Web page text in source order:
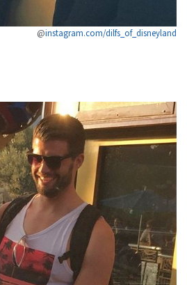
@instagram.com/dilfs_of_disneyland